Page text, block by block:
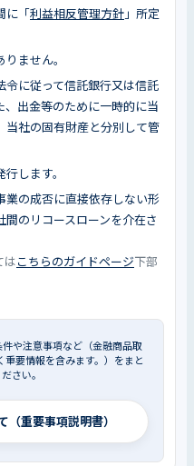
に「利益相反管理方針 」所定
ません。
令に従って信託銀行又は信託
出金等のために一時的に当
当社の固有財産と分別して管
します。
業の成否に直接依存しない形
のリコースローンを介在さ
は こちらのガイドページ下部
や注意事項など（金融商品取
要情報を含みます。）をまと
さい。
（重要事項説明書）